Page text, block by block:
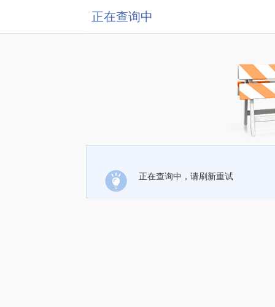
正在查询中
正在查询中，请刷新重试